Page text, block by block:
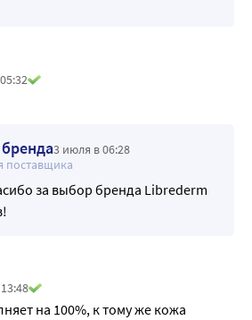
3 июля в 06:28
поставщика
за выбор бренда Librederm
на 100%, к тому же кожа